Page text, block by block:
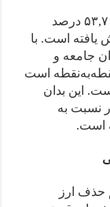
نرخ رسمی تورم سالانه در فروردین ۱۴۰۵ به ۵۳,۷ درصد
درصد افزایش یافته است. با
جامعه و
است
کرده است. این بدان
نسبت به
مستقیم حذف ارز